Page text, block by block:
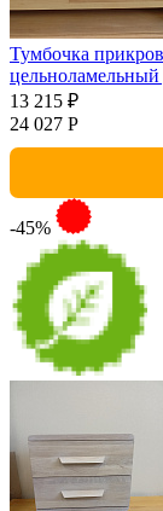
Тумбочка
13 215 ₽
24 027 Р
-45%